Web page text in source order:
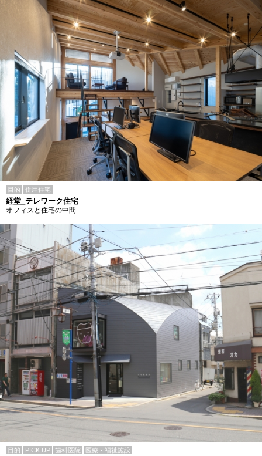
目的 併用住宅
経堂_テレワーク住宅
オフィスと住宅の中間
目的 PICK UP 歯科医院 医療・福祉施設